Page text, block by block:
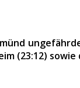
(23:12)